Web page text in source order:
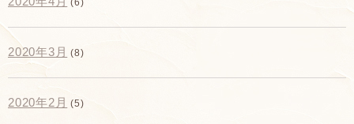
2020年3月 (8)
2020年2月 (5)